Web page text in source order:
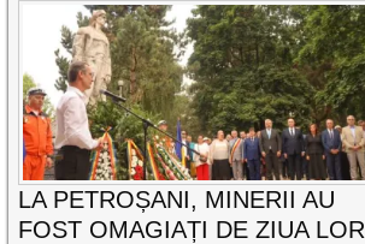
LA PETROȘANI, MINERII AU
FOST OMAGIAȚI DE ZIUA LOR